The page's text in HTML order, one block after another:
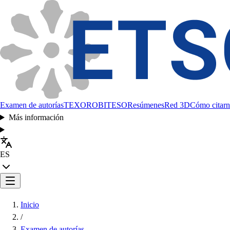
Examen de autoríasTEXOROBITESOResúmenesRed 3DCómo
Más información
ES
Inicio
/